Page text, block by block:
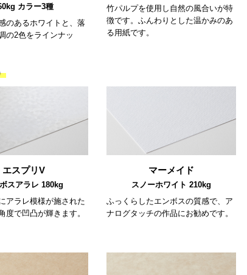
カラー3種
のあるホワイトと、落
の2色をラインナッ
竹パルプを使用し自然の風合いが特
徴です。ふんわりとした温かみのあ
る用紙です。
エスプリV
スアラレ 180kg
アラレ模様が施された
度で凹凸が輝きます。
マーメイド
スノーホワイト 210kg
ふっくらしたエンボスの質感で、ア
ナログタッチの作品にお勧めです。